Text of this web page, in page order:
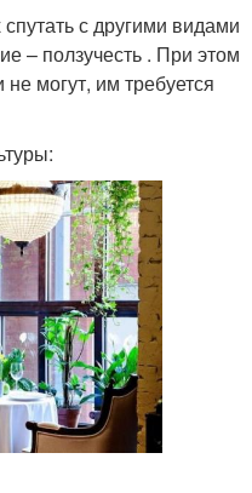
с другими видами
– ползучесть . При этом
могут, им требуется